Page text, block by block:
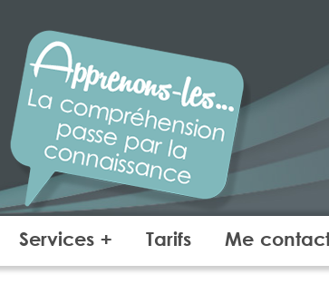
Services + Tarifs Me